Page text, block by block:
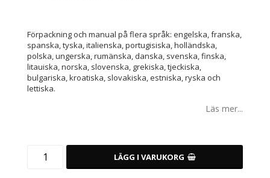
Förpackning och manual på flera språk: engelska, franska,
spanska, tyska, italienska, portugisiska, holländska,
polska, ungerska, rumänska, danska, svenska, finska,
litauiska, norska, slovenska, grekiska, tjeckiska,
bulgariska, kroatiska, slovakiska, estniska, ryska och
lettiska.
Läs mer...
LÄGG I VARUKORG